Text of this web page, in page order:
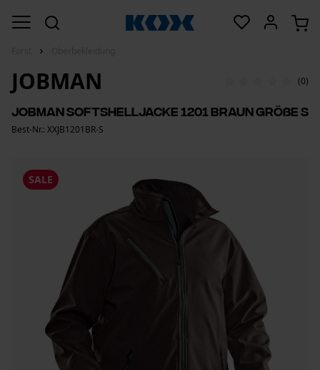
SALE
JOBMAN (0)
Jobman Softshelljacke 1201 Braun Größe S
Best-Nr.: XXJB1201BR-S